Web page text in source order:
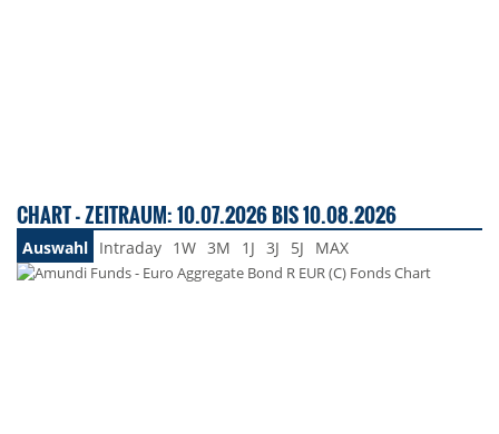
CHART - ZEITRAUM: 10.07.2026 BIS 10.08.2026
Auswahl Intraday 1W 3M 1J 3J 5J MAX